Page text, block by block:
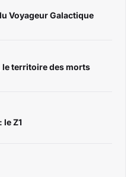
Voyageur Galactique
le territoire des morts
le Z1